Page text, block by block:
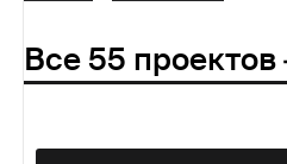
Все 55 проектов